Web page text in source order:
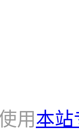
用本站